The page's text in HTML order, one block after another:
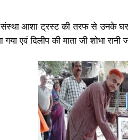
संस्था आशा ट्रस्ट की तरफ से उनके घर
गया एवं दिलीप की माता जी शोभा